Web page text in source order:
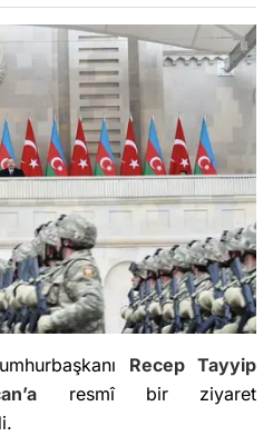
Recep Tayyip
resmî bir ziyaret